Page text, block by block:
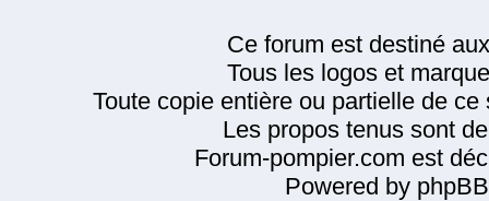
Ce forum est destiné
Tous les logos et
Toute copie entière ou partielle de
Les propos tenus sont
Forum-pompier.com est
Powered by